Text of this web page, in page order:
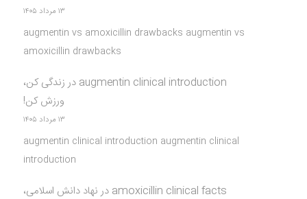
۱۳ مرداد ۱۴۰۵
augmentin vs amoxicillin drawbacks augmentin vs
amoxicillin drawbacks
augmentin clinical introduction درزندگی کن،
ورزش کن!
۱۳ مرداد ۱۴۰۵
augmentin clinical introduction augmentin clinical
introduction
amoxicillin clinical facts درنهاد دانش اسلامی،